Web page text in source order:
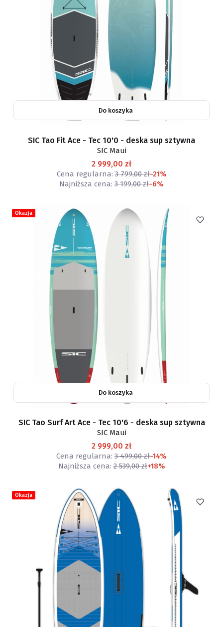
Do koszyka
SIC Tao Fit Ace - Tec 10'0 - deska sup sztywna
SIC Maui
2 999,00 zł
Cena regularna: 3 799,00 zł-21%
Najniższa cena: 3 199,00 zł-6%
Okazja
Do koszyka
SIC Tao Surf Art Ace - Tec 10'6 - deska sup sztywna
SIC Maui
2 999,00 zł
Cena regularna: 3 499,00 zł-14%
Najniższa cena: 2 539,00 zł+18%
Okazja